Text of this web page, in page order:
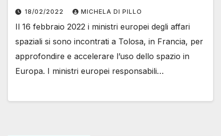
18/02/2022 MICHELA DI PILLO
Il 16 febbraio 2022 i ministri europei degli affari
spaziali si sono incontrati a Tolosa, in Francia, per
approfondire e accelerare l’uso dello spazio in
Europa. I ministri europei responsabili…